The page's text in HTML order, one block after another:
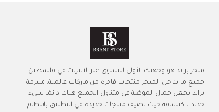
متجر براند هو وجهتك الأولى للتسوق عبر الانترنت في فلسطين ،
جميع ما بداخل المتجر منتجات فاخرة من ماركات عالمية. ملتزمة
براند بجعل جمال الموضة في متناول الجميع هناك دائمًا شيء
جديد لاكتشافه حيث نضيف منتجات جديدة في التطبيق بانتظام.